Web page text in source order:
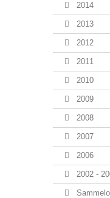
2014
2013
2012
2011
2010
2009
2008
2007
2006
2002 -